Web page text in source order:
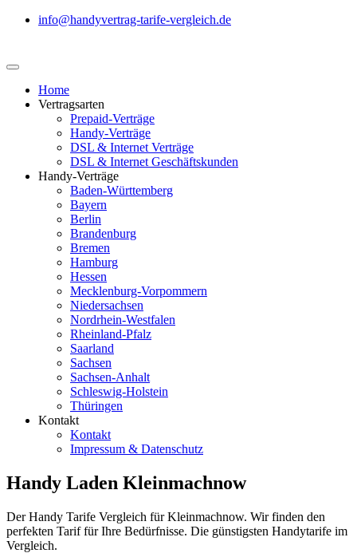
info@handyvertrag-tarife-vergleich.de
Home
Vertragsarten
Prepaid-Verträge
Handy-Verträge
DSL & Internet Verträge
DSL & Internet Geschäftskunden
Handy-Verträge
Baden-Württemberg
Bayern
Berlin
Brandenburg
Bremen
Hamburg
Hessen
Mecklenburg-Vorpommern
Niedersachsen
Nordrhein-Westfalen
Rheinland-Pfalz
Saarland
Sachsen
Sachsen-Anhalt
Schleswig-Holstein
Thüringen
Kontakt
Kontakt
Impressum & Datenschutz
Handy Laden Kleinmachnow
Der Handy Tarife Vergleich für Kleinmachnow. Wir finden den
perfekten Tarif für Ihre Bedürfnisse. Die günstigsten Handytarife im
Vergleich.